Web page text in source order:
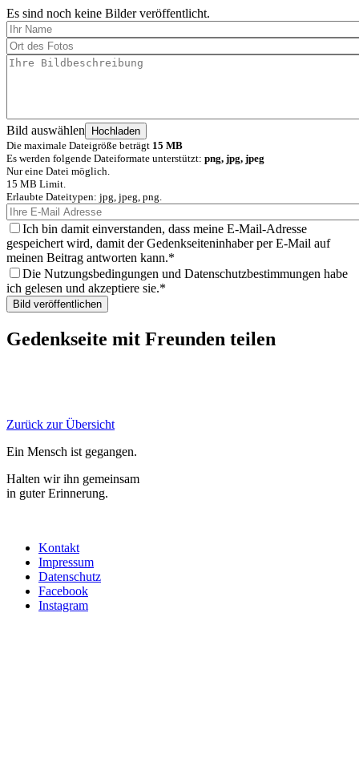
Es sind noch keine Bilder veröffentlicht.
Bild auswählen
Die maximale Dateigröße beträgt 15 MB
Es werden folgende Dateiformate unterstützt: png, jpg, jpeg
Nur eine Datei möglich.
15 MB Limit.
Erlaubte Dateitypen: jpg, jpeg, png.
Ich bin damit einverstanden, dass meine E-Mail-Adresse
gespeichert wird, damit der Gedenkseiteninhaber per E-Mail auf
meinen Beitrag antworten kann.
Die Nutzungsbedingungen und Datenschutzbestimmungen habe
ich gelesen und akzeptiere sie.
Gedenkseite mit Freunden teilen
Zurück zur Übersicht
Ein Mensch ist gegangen.
Halten wir ihn gemeinsam
in guter Erinnerung.
Kontakt
Impressum
Datenschutz
Facebook
Instagram